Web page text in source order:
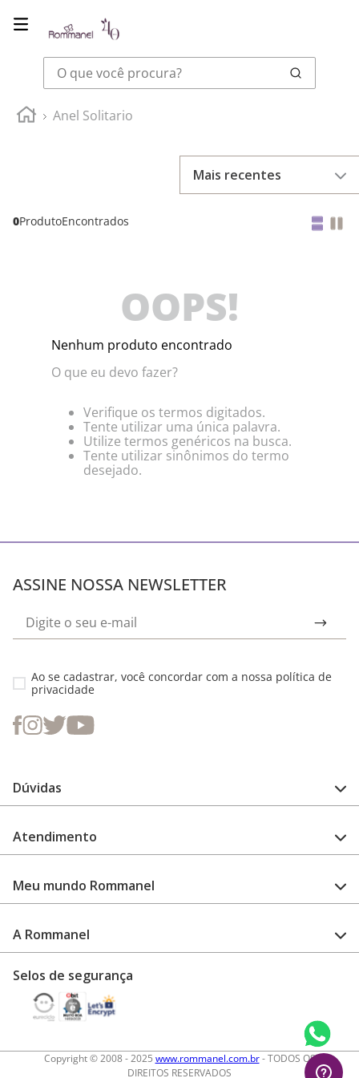
O que você procura?
Anel Solitario
Mais recentes
0Produto
OOPS!
Nenhum produto encontrado
O que eu devo fazer?
Verifique os termos digitados.
Tente utilizar uma única palavra.
Utilize termos genéricos na busca.
Tente utilizar sinônimos do termo
desejado.
ASSINE NOSSA NEWSLETTER
Ao se cadastrar, você concordar com a nossa política de
privacidade
Dúvidas
Guia de medidas
Como configurar meu relógio
Garantia
Atendimento
Encontre uma loja
Meu mundo Rommanel
Revenda Rommanel
A Rommanel
Trabalhe conosco
Termos de uso
Diretos autorais
Selos de segurança
Copyright © 2008 - 2025 www.rommanel.com.br- TODOS OS
DIREITOS RESERVADOS